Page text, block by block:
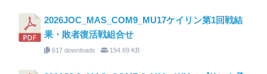
2026JOC_MAS_COM9_MU17ケイリン第1回戦結
果・敗者復活戦組合せ
617 downloads 194.69 KB